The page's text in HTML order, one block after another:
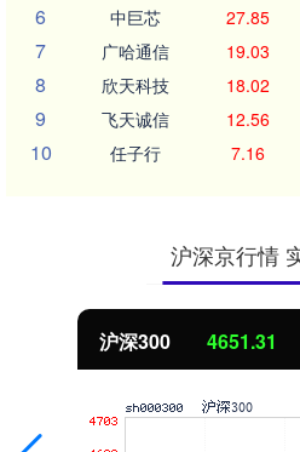
6 中巨芯 27.85
7 广哈通信 19.03
8 欣天科技 18.02
9 飞天诚信 12.56
10 任子行 7.16
沪深京行情
北证50 1122.88